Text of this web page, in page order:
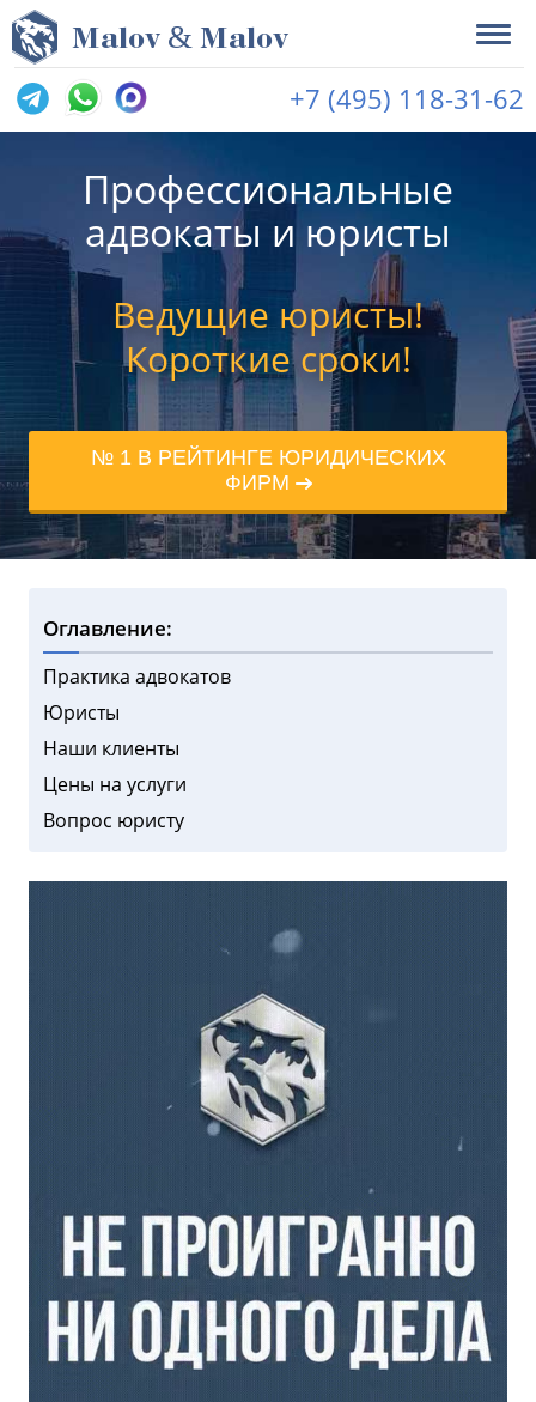
Malov & Malov
+7 (495) 118-31-62
Профессиональные
адвокаты и юристы
Ведущие юристы!
Короткие сроки!
№ 1 В РЕЙТИНГЕ ЮРИДИЧЕСКИХ
ФИРМ
Оглавление:
Практика адвокатов
Юристы
Наши клиенты
Цены на услуги
Вопрос юристу